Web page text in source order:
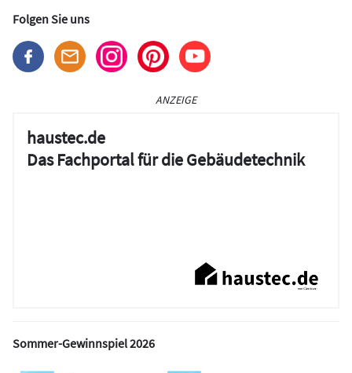
Folgen Sie uns
ANZEIGE
haustec.de
Das Fachportal für die Gebäudetechnik
Sommer-Gewinnspiel 2026